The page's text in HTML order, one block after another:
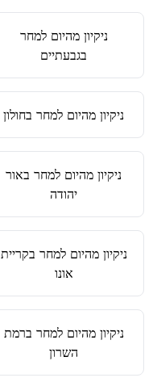
ניקיון מהיום למחר
בגבעתיים
ניקיון מהיום למחר בחולון
ניקיון מהיום למחר באור
יהודה
ניקיון מהיום למחר בקריית
אונו
ניקיון מהיום למחר ברמת
השרון